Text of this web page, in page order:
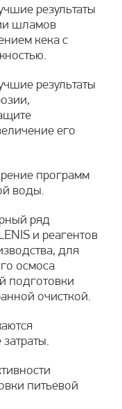
результаты
шламов
кека с
результаты
его
программ
воды.
ряд
и реагентов
для
осмоса
подготовки
очисткой.
питьевой